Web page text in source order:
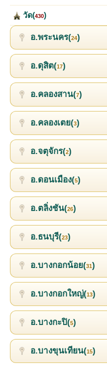
วัด(430)
อ.พระนคร(24)
อ.ดุสิต(17)
อ.คลองสาน(7)
อ.คลองเตย(3)
อ.จตุจักร(2)
อ.ดอนเมือง(5)
อ.ตลิ่งชัน(26)
อ.ธนบุรี(23)
อ.บางกอกน้อย(31)
อ.บางกอกใหญ่(13)
อ.บางกะปิ(5)
อ.บางขุนเทียน(15)